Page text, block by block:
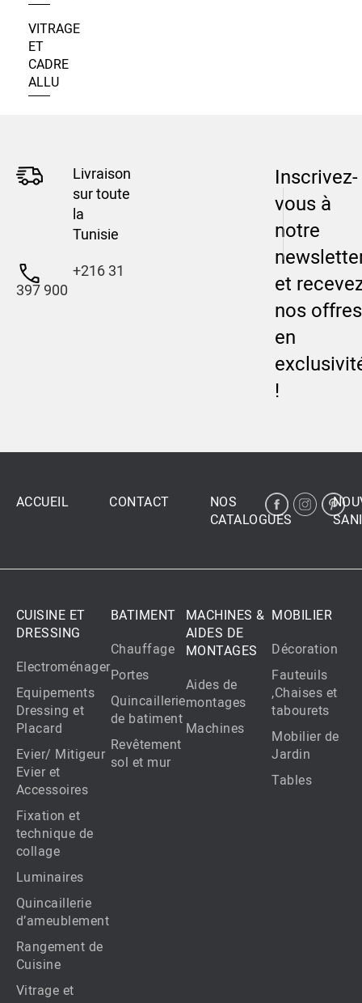
VITRAGE
ET
CADRE
ALLU
Livraison
sur toute
la
Tunisie
+216 31
397 900
Inscrivez-
vous à
notre
et
nos offres
en
!
ACCUEIL CONTACT
NOS
CATALOGUES
CUISINE ET
DRESSING
Electroménager
Equipements
Dressing et
Placard
Evier/ Mitigeur
Evier et
Accessoires
Fixation et
technique de
collage
Luminaires
Quincaillerie
d’ameublement
Rangement de
Cuisine
Vitrage et
BATIMENT
Chauffage
Portes
Quincaillerie
de batiment
Revêtement
sol et mur
MACHINES &
AIDES DE
MONTAGES
Aides de
montages
Machines
MOBILIER
Décoration
Fauteuils
,Chaises et
tabourets
Mobilier de
Jardin
Tables